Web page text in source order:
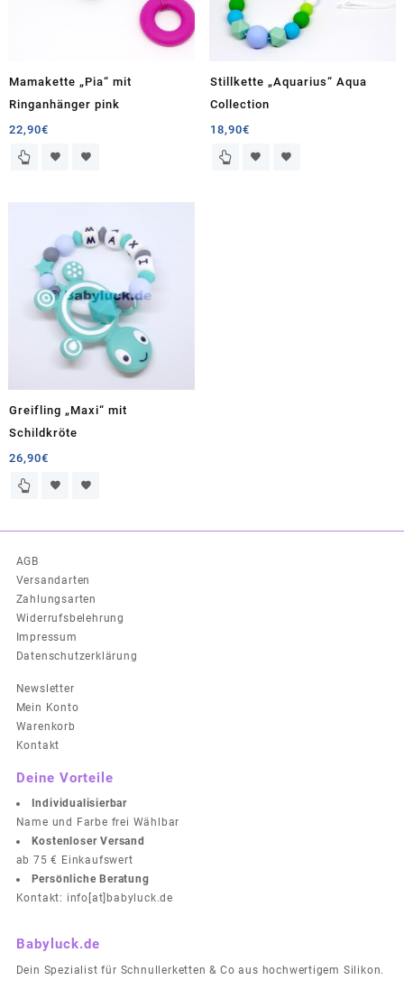
Mamakette „Pia“ mit
Ringanhänger pink
22,90€
Stillkette „Aquarius“ Aqua
Collection
18,90€
Greifling „Maxi“ mit
Schildkröte
26,90€
AGB
Versandarten
Zahlungsarten
Widerrufsbelehrung
Impressum
Datenschutzerklärung
Newsletter
Mein Konto
Warenkorb
Kontakt
Deine Vorteile
Individualisierbar
Name und Farbe frei Wählbar
Kostenloser Versand
ab 75 € Einkaufswert
Persönliche Beratung
Kontakt: info[at]babyluck.de
Babyluck.de
Dein Spezialist für Schnullerketten & Co aus hochwertigem Silikon.